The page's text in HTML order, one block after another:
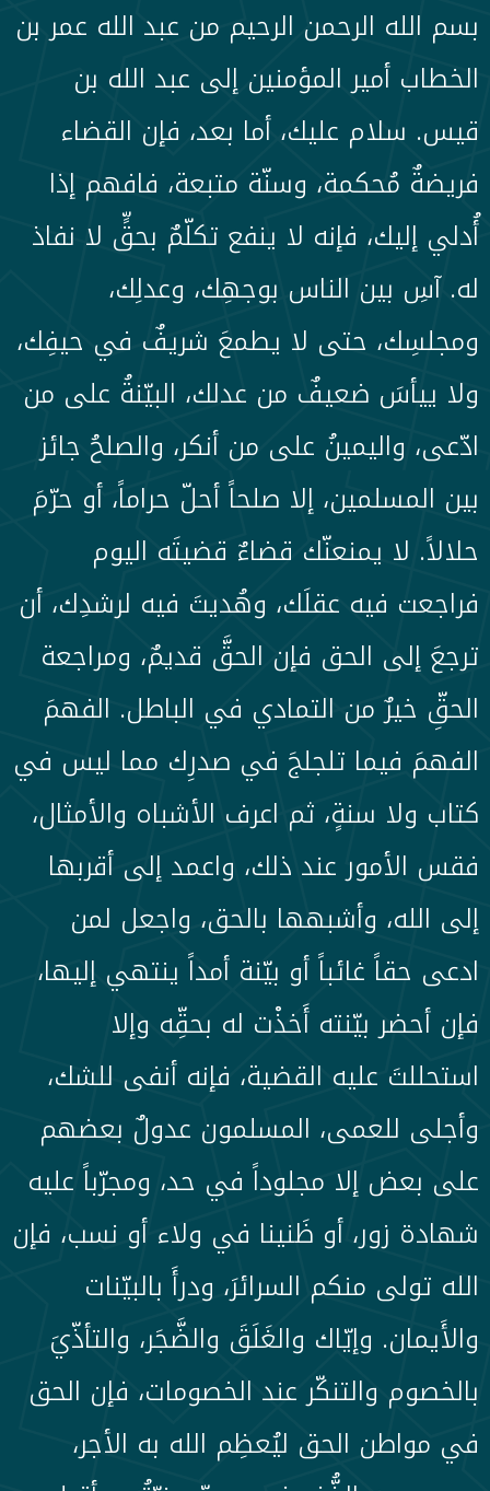
بسم الله الرحمن الرحيم من عبد الله عمر بن
الخطاب أمير المؤمنين إلى عبد الله بن
قيس. سلام عليك، أما بعد، فإن القضاء
فريضةٌ مُحكمة، وسنّة متبعة، فافهم إذا
أُدلي إليك، فإنه لا ينفع تكلّمٌ بحقٍّ لا نفاذ
له. آسِ بين الناس بوجهِك، وعدلِك،
ومجلسِك، حتى لا يطمعَ شريفٌ في حيفِك،
ولا ييأسَ ضعيفٌ من عدلك، البيّنةُ على من
ادّعى، واليمينُ على من أنكر، والصلحُ جائز
بين المسلمين، إلا صلحاً أحلّ حراماً، أو حرّمَ
حلالاً. لا يمنعنّك قضاءٌ قضيتَه اليوم
فراجعت فيه عقلَك، وهُديتَ فيه لرشدِك، أن
ترجعَ إلى الحق فإن الحقَّ قديمٌ، ومراجعة
الحقِّ خيرٌ من التمادي في الباطل. الفهمَ
الفهمَ فيما تلجلجَ في صدرِك مما ليس في
كتاب ولا سنةٍ، ثم اعرف الأشباه والأمثال،
فقس الأمور عند ذلك، واعمد إلى أقربها
إلى الله، وأشبهها بالحق، واجعل لمن
ادعى حقاً غائباً أو بيّنة أمداً ينتهي إليها،
فإن أحضر بيّنته أَخذْت له بحقِّه وإلا
استحللتَ عليه القضية، فإنه أنفى للشك،
وأجلى للعمى، المسلمون عدولٌ بعضهم
على بعض إلا مجلوداً في حد، ومجرّباً عليه
شهادة زور، أو ظَنينا في ولاء أو نسب، فإن
الله تولى منكم السرائرَ، ودرأَ بالبيّنات
والأَيمان. وإيّاك والغَلَقَ والضَّجَر، والتأذّيَ
بالخصوم والتنكّر عند الخصومات، فإن الحق
في مواطن الحق ليُعظِم الله به الأجر،